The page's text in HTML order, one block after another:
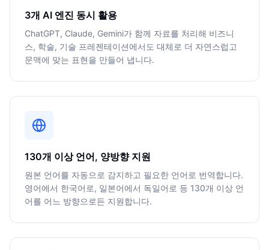
3개 AI 엔진 동시 활용
ChatGPT, Claude, Gemini가 함께 자료를 처리해 비즈니
스, 학술, 기술 프레젠테이션에서도 대체로 더 자연스럽고
문맥에 맞는 표현을 만들어 냅니다.
130개 이상 언어, 양방향 지원
원본 언어를 자동으로 감지하고 필요한 언어로 번역합니다.
영어에서 한국어로, 일본어에서 독일어로 등 130개 이상 언
어를 어느 방향으로든 지원합니다.